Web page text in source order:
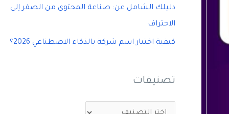
دليلك الشامل عن: صناعة المحتوى من الصفر إلى
الاحتراف
كيفية اختيار اسم شركة بالذكاء الاصطناعي 2026؟
تصنيفات